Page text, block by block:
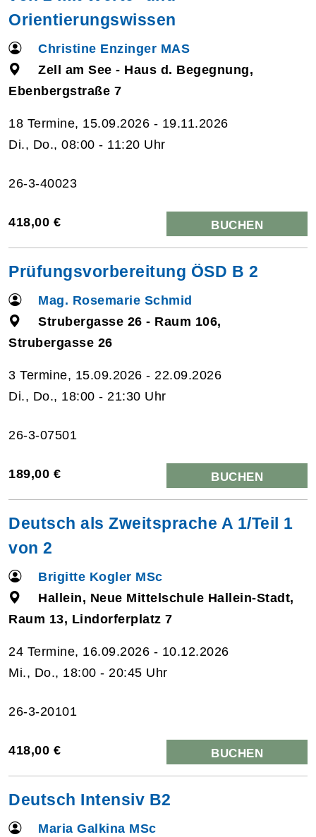
Orientierungswissen
Christine Enzinger MAS
Zell am See - Haus d. Begegnung,
Ebenbergstraße 7
18 Termine, 15.09.2026 - 19.11.2026
Di., Do., 08:00 - 11:20 Uhr
26-3-40023
418,00 € BUCHEN
Prüfungsvorbereitung ÖSD B 2
Mag. Rosemarie Schmid
Strubergasse 26 - Raum 106,
Strubergasse 26
3 Termine, 15.09.2026 - 22.09.2026
Di., Do., 18:00 - 21:30 Uhr
26-3-07501
189,00 € BUCHEN
Deutsch als Zweitsprache A 1/Teil 1
von 2
Brigitte Kogler MSc
Hallein, Neue Mittelschule Hallein-Stadt,
Raum 13, Lindorferplatz 7
24 Termine, 16.09.2026 - 10.12.2026
Mi., Do., 18:00 - 20:45 Uhr
26-3-20101
418,00 € BUCHEN
Deutsch Intensiv B2
Maria Galkina MSc